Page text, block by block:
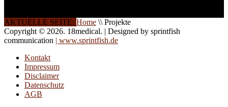
AKTUELLE SEITE: Home \\ Projekte
Copyright © 2026. 18medical. | Designed by sprintfish
communication | www.sprintfish.de
Kontakt
Impressum
Disclaimer
Datenschutz
AGB